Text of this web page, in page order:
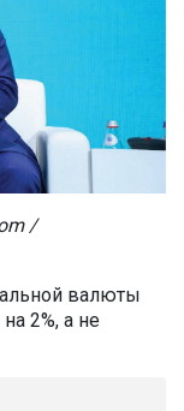
/
валюты
2%, а не